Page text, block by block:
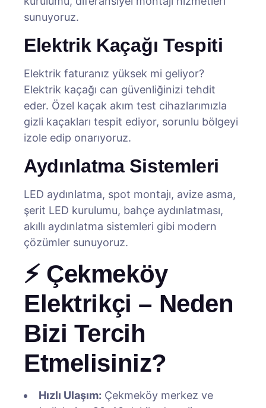
sunuyoruz.
Elektrik Kaçağı Tespiti
Elektrik faturanız yüksek mi geliyor?
Elektrik kaçağı can güvenliğinizi tehdit
eder. Özel kaçak akım test cihazlarımızla
gizli kaçakları tespit ediyor, sorunlu bölgeyi
izole edip onarıyoruz.
Aydınlatma Sistemleri
LED aydınlatma, spot montajı, avize asma,
şerit LED kurulumu, bahçe aydınlatması,
akıllı aydınlatma sistemleri gibi modern
çözümler sunuyoruz.
⚡ Çekmeköy
Elektrikçi – Neden
Bizi Tercih
Etmelisiniz?
Hızlı Ulaşım: Çekmeköy merkez ve